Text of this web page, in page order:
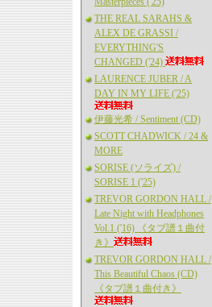
THE REAL SARAHS &
ALEX DE GRASSI /
EVERYTHING'S
CHANGED ('24)
LAURENCE JUBER / A
DAY IN MY LIFE ('25)
伊藤光希 / Sentiment (CD)
SCOTT CHADWICK / 24 &
MORE
SORISE (ソライズ) /
SORISE 1 ('25)
TREVOR GORDON HALL /
Late Night with Headphones
Vol.1 ('16) 《タブ譜１曲付
き》
TREVOR GORDON HALL /
This Beautiful Chaos (CD)
《タブ譜１曲付き》